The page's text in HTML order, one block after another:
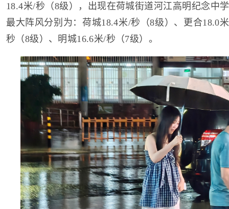
18.4米/秒（8级），出现在荷城街道河江高明纪念中
最大阵风分别为：荷城18.4米/秒（8级）、更合18.0
秒（8级）、明城16.6米/秒（7级）。